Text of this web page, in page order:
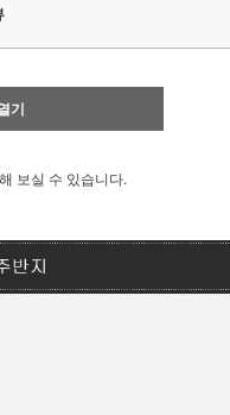
기
보실 수 있습니다.